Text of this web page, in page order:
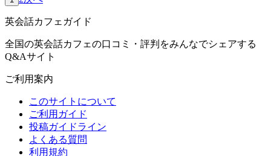
英会話カフェガイド
全国の英会話カフェの口コミ・評判をみんなでシェアする
Q&Aサイト
ご利用案内
このサイトについて
ご利用ガイド
投稿ガイドライン
よくある質問
利用規約